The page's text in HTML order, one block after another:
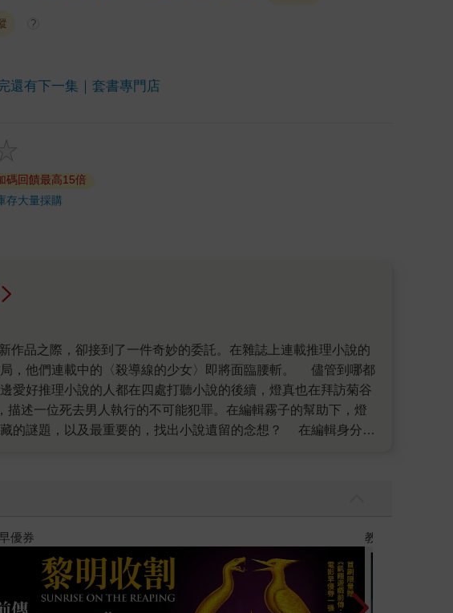
?
還有下一集｜套書專門店
碼回饋最高15倍
存大量採購
載中的〈殺導線的少女〉即將面臨腰斬。 儘管到哪都
愛好推理小說的人都在四處打聽小說的後續，燈真也在拜訪菊谷
以及最重要的，找出小說遺留的念想？ 在編輯身分之
概念，情節錯綜複雜的推理小說，這次終於實現了，真是鬆了
得更高、更遠，飛躍到遠超乎讀者想像的彼方，然後漂亮著地──
，身為編輯期待著第三集的同時，也希望這本書能在大家的心中
弗林系列 前傳】 世界上最透明